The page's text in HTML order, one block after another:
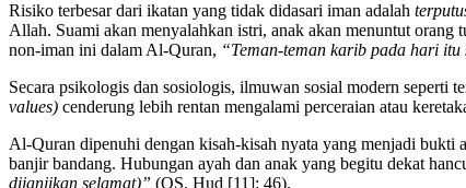
Risiko terbesar dari ikatan yang tidak didasari iman adalah
Allah. Suami akan menyalahkan istri, anak akan menuntut orang
non-iman ini dalam Al-Quran, “Teman-teman karib pada hari
Secara psikologis dan sosiologis, ilmuwan sosial modern seperti
values) cenderung lebih rentan mengalami perceraian atau
Al-Quran dipenuhi dengan kisah-kisah nyata yang menjadi bukti
banjir bandang. Hubungan ayah dan anak yang begitu dekat
dijanjikan selamat)” (QS. Hud [11]: 46).